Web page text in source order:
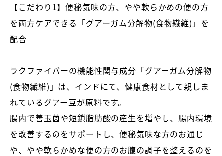
【こだわり1】便秘気味の方、やや軟らかめの便の方
を両方ケアできる「グアーガム分解物(食物繊維)」を
配合
ラクファイバーの機能性関与成分「グアーガム分解物
(食物繊維)」は、インドにて、健康食材として親しま
れているグアー豆が原料です。
腸内で善玉菌や短鎖脂肪酸の産生を増やし、腸内環境
を改善するのをサポートし、便秘気味な方のお通じ
や、やや軟らかめな便の方のお腹の調子を整えるのを